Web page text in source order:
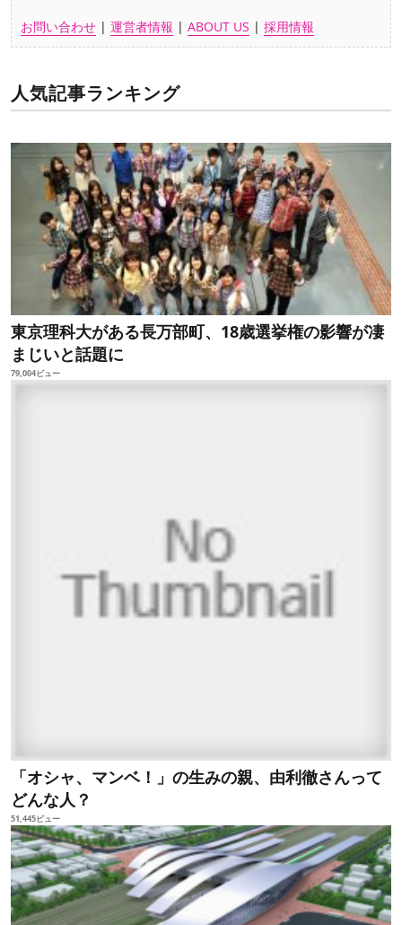
お問い合わせ |運営者情報 |ABOUT US |採用情報
人気記事ランキング
東京理科大がある長万部町、18歳選挙権の影響が凄
まじいと話題に
79,004ビュー
「オシャ、マンベ！」の生みの親、由利徹さんって
どんな人？
51,445ビュー